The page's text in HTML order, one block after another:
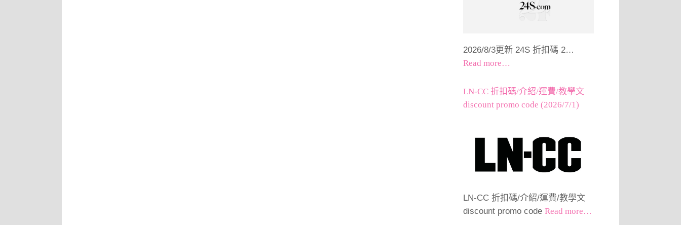
2026/8/3更新 24S 折扣碼 2…
Read more…
LN-CC 折扣碼/介紹/運費/教學文
discount promo code (2026/7/1)
LN-CC 折扣碼/介紹/運費/教學文
discount promo code Read more…